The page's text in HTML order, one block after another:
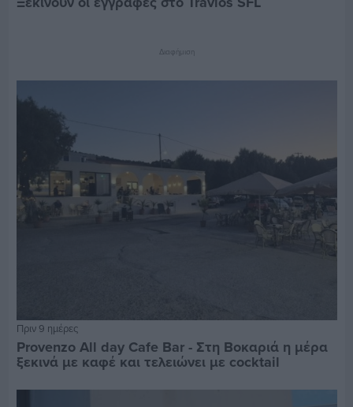
Διαφήμιση
Πριν 9 ημέρες
Provenzo All day Cafe Bar - Στη Βοκαριά η μέρα
ξεκινά με καφέ και τελειώνει με cocktail